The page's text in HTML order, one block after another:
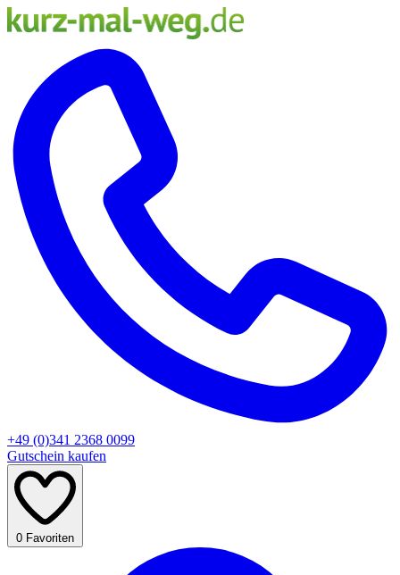
+49 (0)341 2368 0099
Gutschein kaufen
0 Favoriten